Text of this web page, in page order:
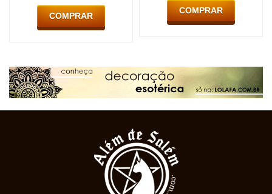
COMPRAR
COMPRAR